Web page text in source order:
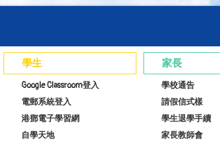
學生
Google Classroom登入
電郵系統登入
港鄧電子學習網
自學天地
家長
學校通告
請假信式樣
學生退學手續
家長教師會